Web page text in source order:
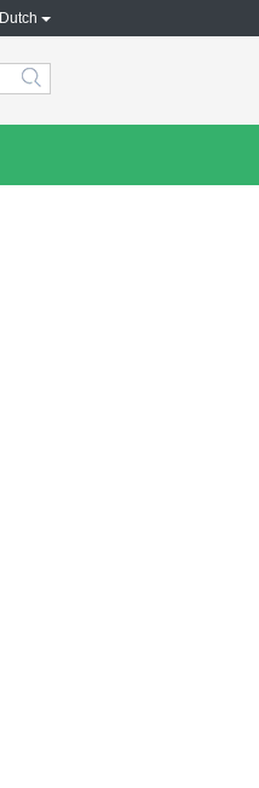
Dutch
search